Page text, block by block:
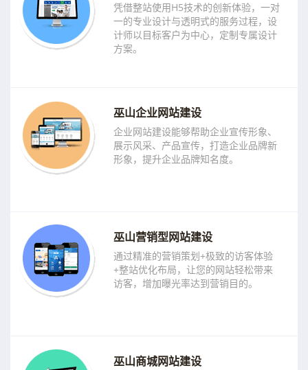
凭借整站使用H5技术的创新体验，一对
一的专业设计与透明式的服务过程，设
计师以目标客户为中心，定制专属设计
方案。
巫山企业网站建设
企业网站建设能够帮助企业宣传形象、
展示风采、产品宣传，打造企业品牌新
形象，提升企业品牌知名度。
巫山营销型网站建设
通过精准的营销策划+极致的访客体验
+整站优化布局，让您的网站轻松带来
访客，增加曝光率达到营销目的。
巫山商城网站建设